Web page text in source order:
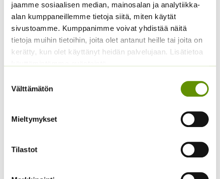
jaamme sosiaalisen median, mainosalan ja analytiikka-
alan kumppaneillemme tietoja siitä, miten käytät
sivustoamme. Kumppanimme voivat yhdistää näitä
tietoja muihin tietoihin, joita olet antanut heille tai joita on
kerätty, kun olet käyttänyt heidän palvelujaan. Lisätietoa
valinta
Välttämätön
Mieltymykset
Tilastot
Keltakosmoskukka
Cosmic mix.
ALE!
Alkuperäinen
oli:
Nykyinen
Jänönhäntä ’Bunny
Tails’
5,00€ Sisältää arvonlisäveron